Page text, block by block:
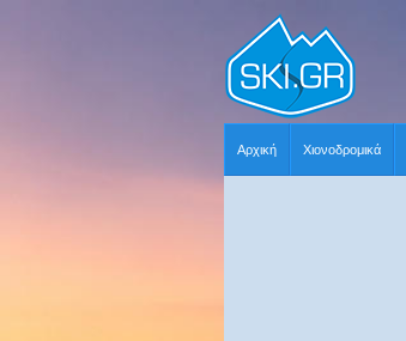
Αρχική Χιονοδρομικά